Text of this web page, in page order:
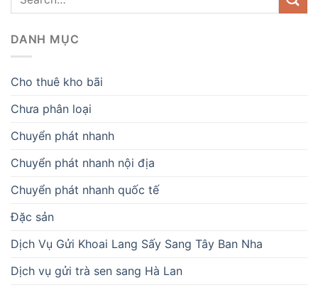
DANH MỤC
Cho thuê kho bãi
Chưa phân loại
Chuyển phát nhanh
Chuyển phát nhanh nội địa
Chuyển phát nhanh quốc tế
Đặc sản
Dịch Vụ Gửi Khoai Lang Sấy Sang Tây Ban Nha
Dịch vụ gửi trà sen sang Hà Lan